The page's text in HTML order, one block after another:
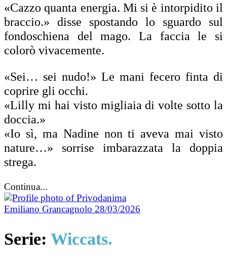
«Cazzo quanta energia. Mi si è intorpidito il
braccio.» disse spostando lo sguardo sul
fondoschiena del mago. La faccia le si
colorò vivacemente.
«Sei… sei nudo!» Le mani fecero finta di
coprire gli occhi.
«Lilly mi hai visto migliaia di volte sotto la
doccia.»
«Io sì, ma Nadine non ti aveva mai visto
nature…» sorrise imbarazzata la doppia
strega.
Continua...
Emiliano Grancagnolo 28/03/2026
Serie: Wiccats.